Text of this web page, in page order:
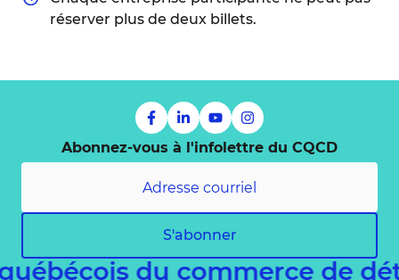
réserver plus de deux billets.
Abonnez-vous à l'infolettre du CQCD
S'abonner
du commerce de